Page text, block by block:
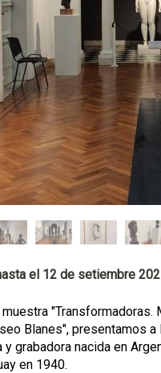
el 12 de setiembre
"Transformadoras.
Blanes", presentamos a
grabadora nacida en
en 1940.